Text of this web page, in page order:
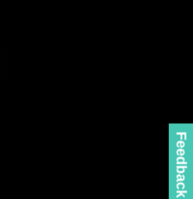
Feedback